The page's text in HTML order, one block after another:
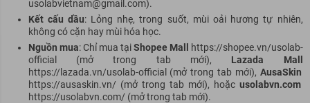
usolabvietnam@gmail.com).
Kết cấu dầu: Lỏng nhẹ, trong suốt, mùi oải hương tự nhiên,
không có cặn hay mùi hóa học.
Nguồn mua: Chỉ mua tạiShopee Mall
https://shopee.vn/usolab-
official (mở trong tab mới), Lazada Mall
https://lazada.vn/usolab-official (mở trong tab mới), AusaSkin
https://ausaskin.vn/ (mở trong tab mới), hoặc usolabvn.com
https://usolabvn.com/ (mở trong tab mới).